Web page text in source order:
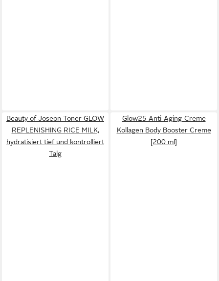
Beauty of Joseon Toner GLOW
REPLENISHING RICE MILK,
hydratisiert tief und kontrolliert
Talg
Glow25 Anti-Aging-Creme
Kollagen Body Booster Creme
[200 ml]